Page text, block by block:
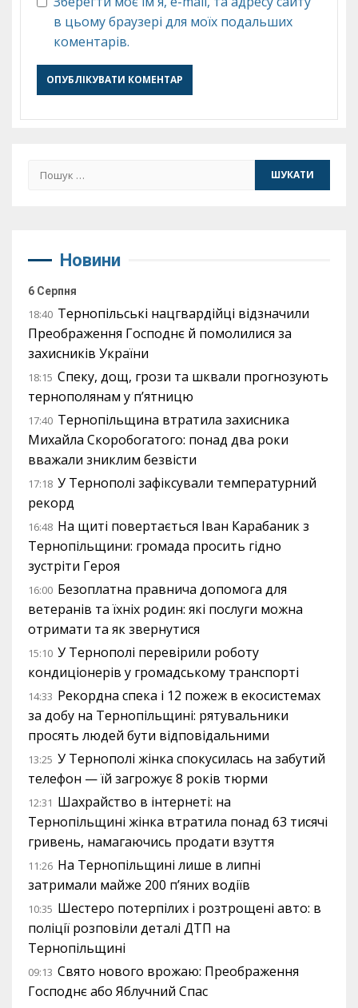
в цьому браузері для моїх подальших
коментарів.
Пошук:
Новини
6 Серпня
18:40 Тернопільські нацгвардійці відзначили
Преображення Господнє й помолилися за
захисників України
18:15 Спеку, дощ, грози та шквали прогнозують
тернополянам у п’ятницю
17:40 Тернопільщина втратила захисника
Михайла Скоробогатого: понад два роки
вважали зниклим безвісти
17:18 У Тернополі зафіксували температурний
рекорд
16:48 На щиті повертається Іван Карабаник з
Тернопільщини: громада просить гідно
зустріти Героя
16:00 Безоплатна правнича допомога для
ветеранів та їхніх родин: які послуги можна
отримати та як звернутися
15:10 У Тернополі перевірили роботу
кондиціонерів у громадському транспорті
14:33 Рекордна спека і 12 пожеж в екосистемах
за добу на Тернопільщині: рятувальники
просять людей бути відповідальними
13:25 У Тернополі жінка спокусилась на забутий
телефон — їй загрожує 8 років тюрми
12:31 Шахрайство в інтернеті: на
Тернопільщині жінка втратила понад 63 тисячі
гривень, намагаючись продати взуття
11:26 На Тернопільщині лише в липні
затримали майже 200 п’яних водіїв
10:35 Шестеро потерпілих і розтрощені авто: в
поліції розповіли деталі ДТП на
Тернопільщині
09:13 Свято нового врожаю: Преображення
Господнє або Яблучний Спас